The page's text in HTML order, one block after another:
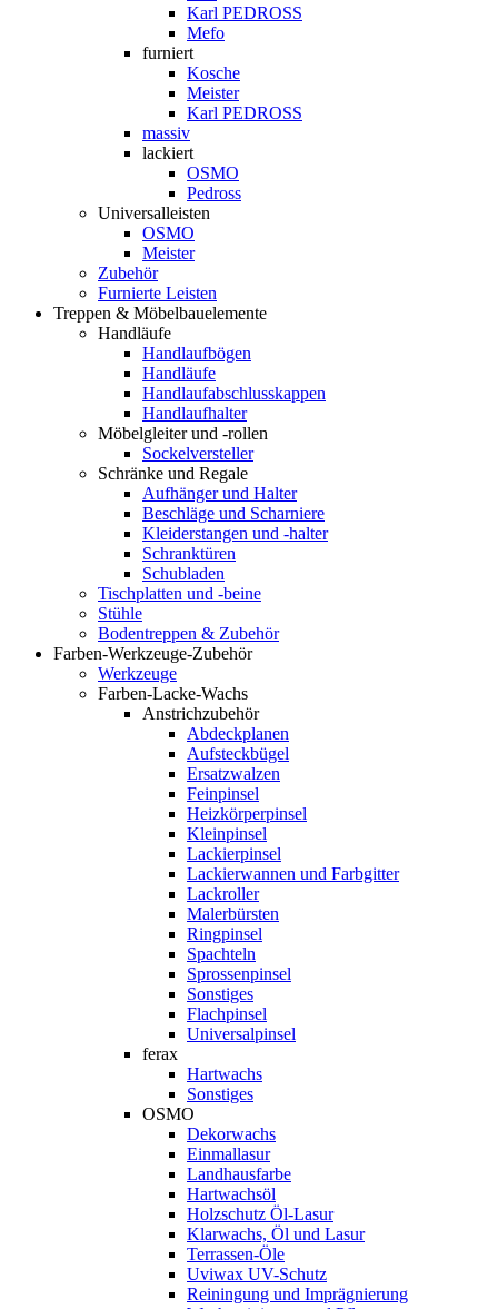
Karl PEDROSS
Mefo
furniert
Kosche
Meister
Karl PEDROSS
massiv
lackiert
OSMO
Pedross
Universalleisten
OSMO
Meister
Zubehör
Furnierte Leisten
Treppen & Möbelbauelemente
Handläufe
Handlaufbögen
Handläufe
Handlaufabschlusskappen
Handlaufhalter
Möbelgleiter und -rollen
Sockelversteller
Schränke und Regale
Aufhänger und Halter
Beschläge und Scharniere
Kleiderstangen und -halter
Schranktüren
Schubladen
Tischplatten und -beine
Stühle
Bodentreppen & Zubehör
Farben-Werkzeuge-Zubehör
Werkzeuge
Farben-Lacke-Wachs
Anstrichzubehör
Abdeckplanen
Aufsteckbügel
Ersatzwalzen
Feinpinsel
Heizkörperpinsel
Kleinpinsel
Lackierpinsel
Lackierwannen und Farbgitter
Lackroller
Malerbürsten
Ringpinsel
Spachteln
Sprossenpinsel
Sonstiges
Flachpinsel
Universalpinsel
ferax
Hartwachs
Sonstiges
OSMO
Dekorwachs
Einmallasur
Landhausfarbe
Hartwachsöl
Holzschutz Öl-Lasur
Klarwachs, Öl und Lasur
Terrassen-Öle
Uviwax UV-Schutz
Reiningung und Imprägnierung